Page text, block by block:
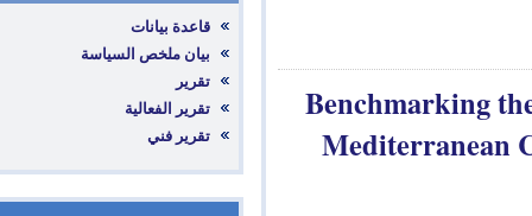
قاعدة بيانات
بيان ملخص السياسة
تقرير الفعالية